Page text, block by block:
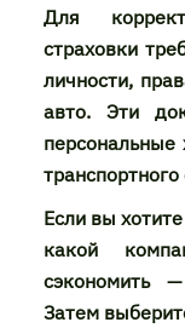
Для
страховки
личности,
авто. Эти
персональные
Если вы
какой
сэкономить —
Затем